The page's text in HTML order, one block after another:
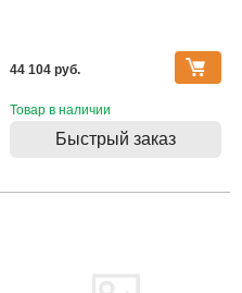
44 104 pуб.
Товар в наличии
Быстрый заказ